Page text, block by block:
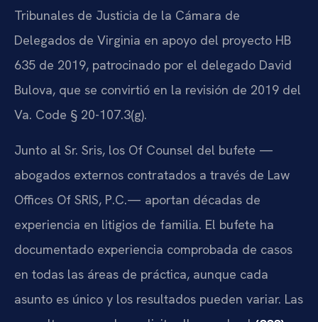
Tribunales de Justicia de la Cámara de
Delegados de Virginia en apoyo del proyecto HB
635 de 2019, patrocinado por el delegado David
Bulova, que se convirtió en la revisión de 2019 del
Va. Code § 20-107.3(g).
Junto al Sr. Sris, los Of Counsel del bufete —
abogados externos contratados a través de Law
Offices Of SRIS, P.C.— aportan décadas de
experiencia en litigios de familia. El bufete ha
documentado experiencia comprobada de casos
en todas las áreas de práctica, aunque cada
asunto es único y los resultados pueden variar. Las